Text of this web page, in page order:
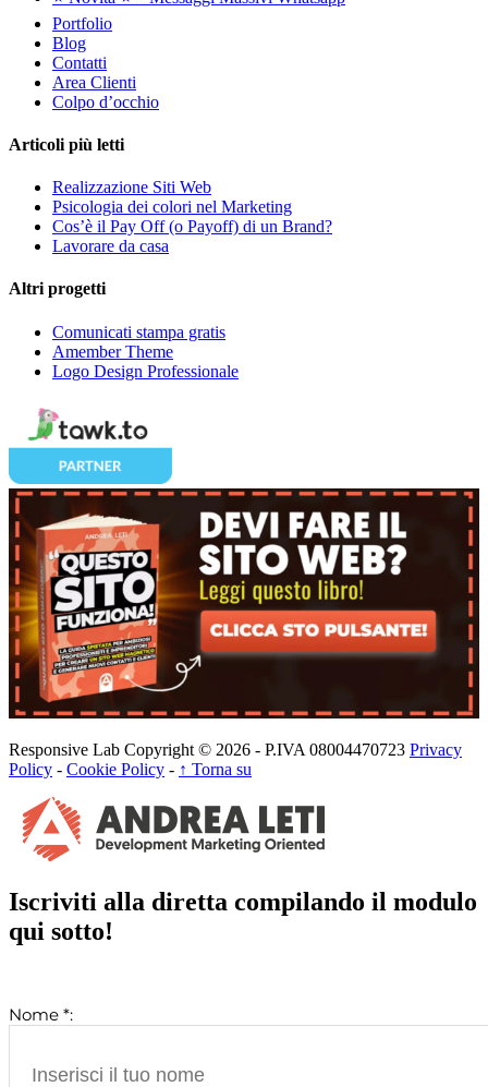
Portfolio
Blog
Contatti
Area Clienti
Colpo d’occhio
Articoli più letti
Realizzazione Siti Web
Psicologia dei colori nel Marketing
Cos’è il Pay Off (o Payoff) di un Brand?
Lavorare da casa
Altri progetti
Comunicati stampa gratis
Amember Theme
Logo Design Professionale
Responsive Lab Copyright © 2026 - P.IVA 08004470723 Privacy
Policy - Cookie Policy - ↑ Torna su
Iscriviti alla diretta compilando il modulo
qui sotto!
Nome *: